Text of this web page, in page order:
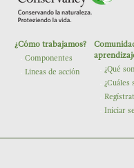
The Nature Conservancy
¿Cómo trabajamos?
Componentes
Lineas de acción
¿Qué
¿Cuáles
Iniciar